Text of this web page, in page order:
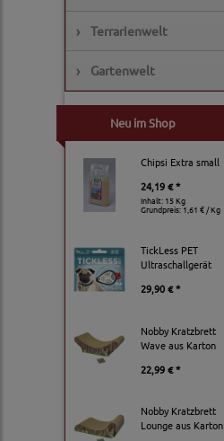
› Terrarienwelt
› Gartenwelt
Neu im Shop
Chipsi Extra small
24,19 € *
Inhalt: 15 Kg
Grundpreis:1,61 € / Kg
TickLess PET
Ultraschallgerät
29,90 € *
Nobby Kratzbrett
Wave aus Karton
22,99 € *
Nobby Kratzbrett
Lounge aus Karton